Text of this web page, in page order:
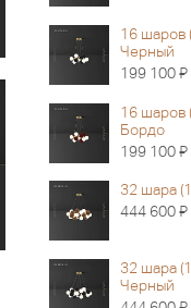
16 шаров
Черный
199 100Я
16 шаров
Бордо
199 100Я
32 шара
444 600Я
32 шара
Черный